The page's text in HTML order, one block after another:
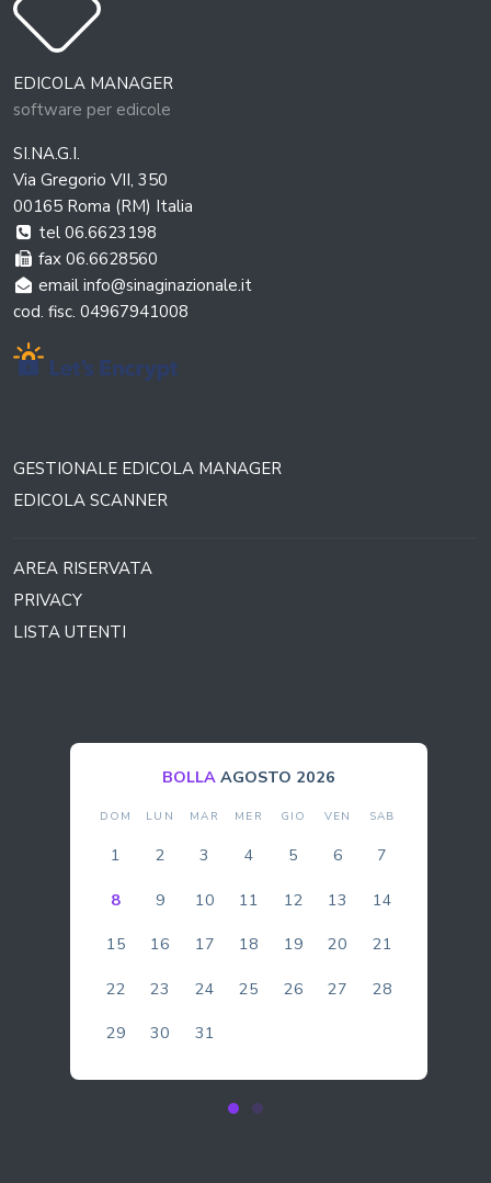
EDICOLA MANAGER
software per edicole
SI.NA.G.I.
Via Gregorio VII, 350
00165 Roma (RM) Italia
tel 06.6623198
fax 06.6628560
email info@sinaginazionale.it
cod. fisc. 04967941008
GESTIONALE EDICOLA MANAGER
EDICOLA SCANNER
AREA RISERVATA
PRIVACY
LISTA UTENTI
BOLLA AGOSTO 2026
DOM LUN MAR MER GIO VEN SAB
1 2 3 4 5 6 7
8 9 10 11 12 13 14
15 16 17 18 19 20 21
22 23 24 25 26 27 28
29 30 31